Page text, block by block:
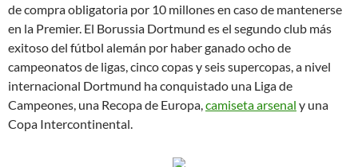
de compra obligatoria por 10 millones en caso de mantenerse
en la Premier. El Borussia Dortmund es el segundo club más
exitoso del fútbol alemán por haber ganado ocho de
campeonatos de ligas, cinco copas y seis supercopas, a nivel
internacional Dortmund ha conquistado una Liga de
Campeones, una Recopa de Europa,camiseta arsenal y una
Copa Intercontinental.